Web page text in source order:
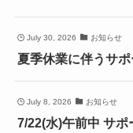
July 30, 2026 お知らせ
夏季休業に伴うサ
July 8, 2026 お知らせ
7/22(水)午前中 サ